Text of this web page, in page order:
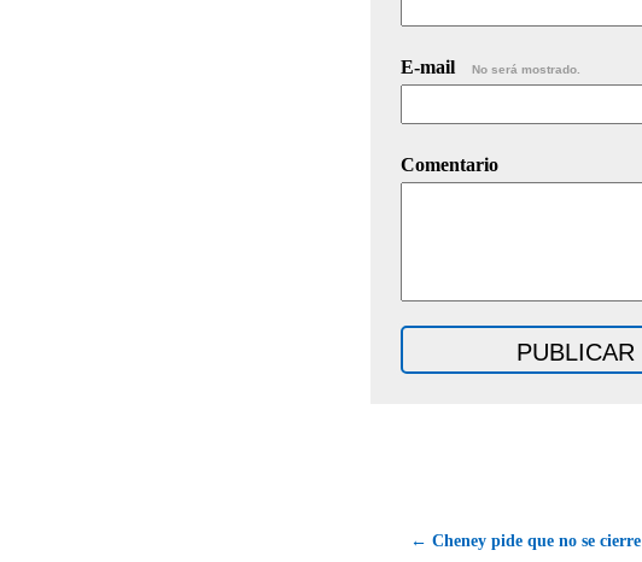
E-mail No será mostrado.
Comentario
← Cheney pide que no se cierre